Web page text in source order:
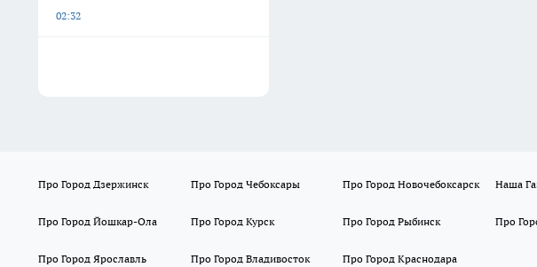
02:32
Про Город Дзержинск Про Город Чебоксары Про Город Новочебоксарск Наша
Про Город Йошкар-Ола Про Город Курск Про Город Рыбинск Про
Про Город Ярославль Про Город Владивосток Про Город Краснодара